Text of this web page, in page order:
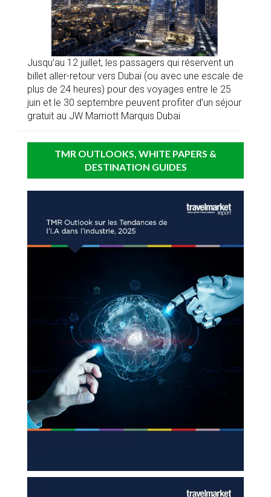
Jusqu’au 12 juillet, les passagers qui réservent un
billet aller-retour vers Dubaï (ou avec une escale de
plus de 24 heures) pour des voyages entre le 25
juin et le 30 septembre peuvent profiter d’un séjour
gratuit au JW Marriott Marquis Dubai
TMR OUTLOOKS, WHITE PAPERS &
DESTINATION GUIDES